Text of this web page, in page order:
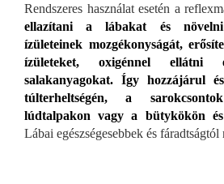
Rendszeres használat esetén a
ellazítani a lábakat és
ízületeinek mozgékonyságát,
ízületeket, oxigénnel
salakanyagokat. Így hozzájárul
túlterheltségén, a
lúdtalpakon vagy a bütykökön
Lábai egészségesebbek és fáradtságtól